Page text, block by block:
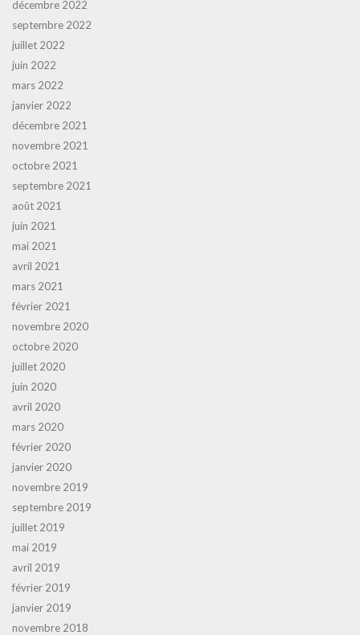
décembre 2022
septembre 2022
juillet 2022
juin 2022
mars 2022
janvier 2022
décembre 2021
novembre 2021
octobre 2021
septembre 2021
août 2021
juin 2021
mai 2021
avril 2021
mars 2021
février 2021
novembre 2020
octobre 2020
juillet 2020
juin 2020
avril 2020
mars 2020
février 2020
janvier 2020
novembre 2019
septembre 2019
juillet 2019
mai 2019
avril 2019
février 2019
janvier 2019
novembre 2018